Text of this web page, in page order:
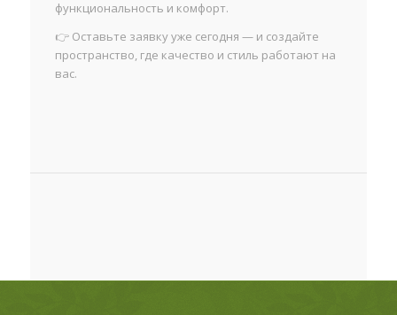
функциональность и комфорт.
👉 Оставьте заявку уже сегодня — и создайте
пространство, где качество и стиль работают на
вас.